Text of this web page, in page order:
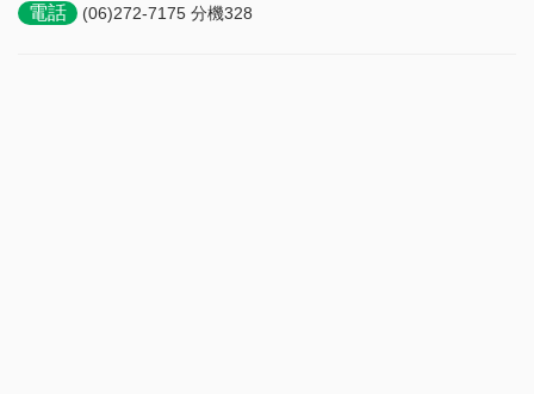
電話 (06)272-7175 分機328